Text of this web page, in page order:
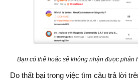
Bạn có thể hoặc sẽ không nhận được phản
Do thất bại trong việc tìm câu trả lời